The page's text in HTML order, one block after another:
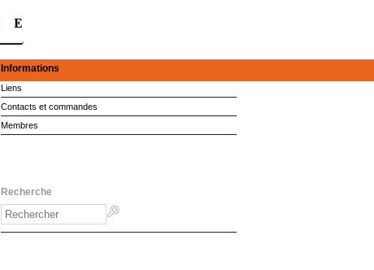
Informations
Liens
Contacts et commandes
Membres
Recherche